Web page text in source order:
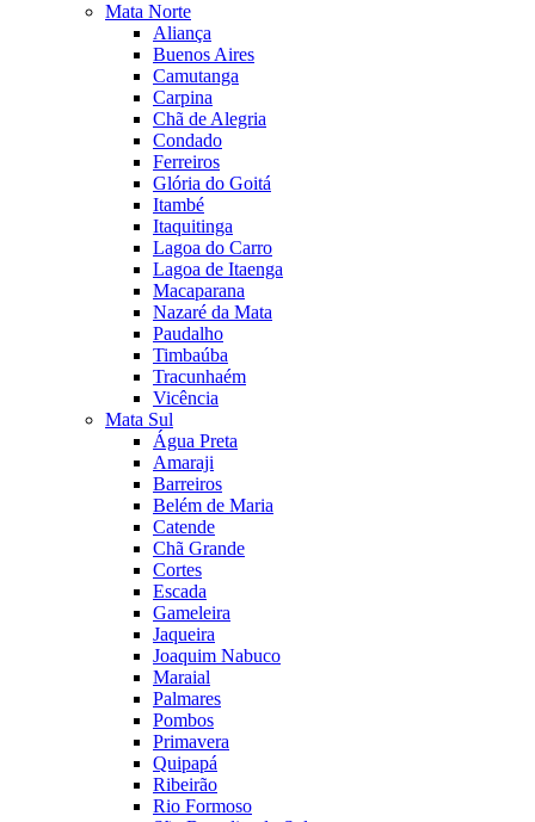
Mata Norte
Aliança
Buenos Aires
Camutanga
Carpina
Chã de Alegria
Condado
Ferreiros
Glória do Goitá
Itambé
Itaquitinga
Lagoa do Carro
Lagoa de Itaenga
Macaparana
Nazaré da Mata
Paudalho
Timbaúba
Tracunhaém
Vicência
Mata Sul
Água Preta
Amaraji
Barreiros
Belém de Maria
Catende
Chã Grande
Cortes
Escada
Gameleira
Jaqueira
Joaquim Nabuco
Maraial
Palmares
Pombos
Primavera
Quipapá
Ribeirão
Rio Formoso